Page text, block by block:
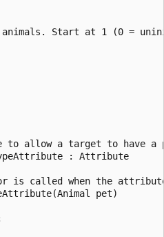
Start at 1 (0 =
to allow a target to have a
: Attribute
is called when the
pet)